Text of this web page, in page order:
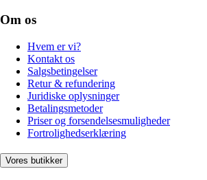
Om os
Hvem er vi?
Kontakt os
Salgsbetingelser
Retur & refundering
Juridiske oplysninger
Betalingsmetoder
Priser og forsendelsesmuligheder
Fortrolighedserklæring
Vores butikker